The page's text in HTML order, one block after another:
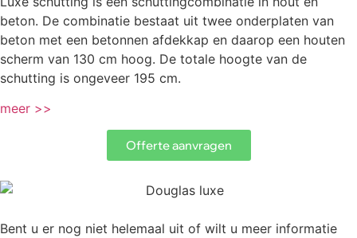
beton. De combinatie bestaat uit twee onderplaten van
beton met een betonnen afdekkap en daarop een houten
scherm van 130 cm hoog. De totale hoogte van de
schutting is ongeveer 195 cm.
meer >>
Offerte aanvragen
Bent u er nog niet helemaal uit of wilt u meer informatie